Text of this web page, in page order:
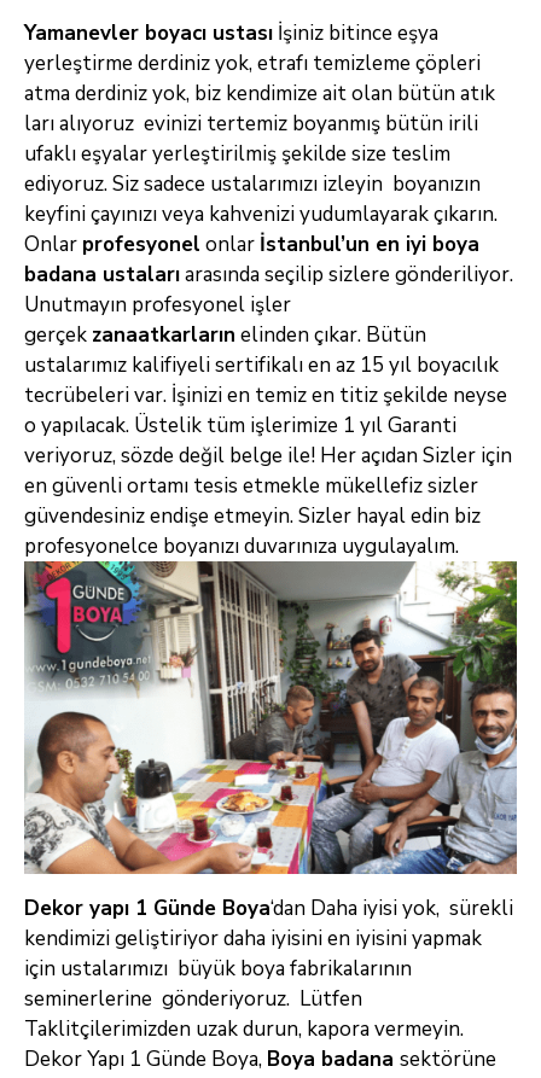
Yamanevler boyacı ustası İşiniz bitince eşya
yerleştirme derdiniz yok, etrafı temizleme çöpleri
atma derdiniz yok, biz kendimize ait olan bütün atık
ları alıyoruz evinizi tertemiz boyanmış bütün irili
ufaklı eşyalar yerleştirilmiş şekilde size teslim
ediyoruz. Siz sadece ustalarımızı izleyin boyanızın
keyfini çayınızı veya kahveniziyudumlayarak çıkarın.
Onlar profesyonel onlar İstanbul’un en iyi boya
badana ustalarıarasında seçilip sizlere gönderiliyor.
Unutmayın profesyonel işler
gerçek zanaatkarların elinden çıkar. Bütün
ustalarımız kalifiyeli sertifikalı en az 15 yıl boyacılık
tecrübeleri var. İşinizi en temiz en titiz şekilde neyse
o yapılacak. Üstelik tüm işlerimize 1 yıl Garanti
veriyoruz, sözde değil belge ile! Her açıdan Sizler için
en güvenli ortamı tesis etmekle mükellefiz sizler
güvendesiniz endişe etmeyin. Sizler hayal edin biz
profesyonelce boyanızı duvarınıza uygulayalım.
Dekor yapı 1 Günde Boya‘dan Daha iyisi yok, sürekli
kendimizi geliştiriyor daha iyisini en iyisini yapmak
için ustalarımızı büyük boyafabrikalarının
seminerlerine gönderiyoruz. Lütfen
Taklitçilerimizden uzak durun, kapora vermeyin.
Dekor Yapı 1 Günde Boya, Boya badana sektörüne